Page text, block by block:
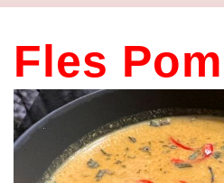
Fles